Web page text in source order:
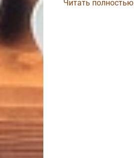
Читать полностью